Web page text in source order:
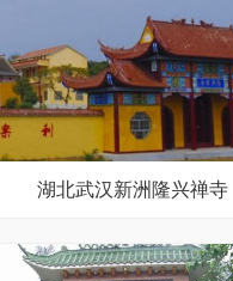
湖北武汉新洲隆兴禅寺